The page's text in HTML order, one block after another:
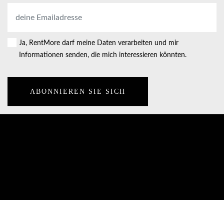
Adresse*
Consent
Ja, RentMore darf meine Daten verarbeiten und mir
Informationen senden, die mich interessieren könnten.